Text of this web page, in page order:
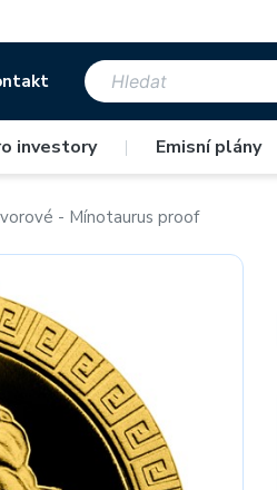
investory | Emisní plány
- Mínotaurus proof